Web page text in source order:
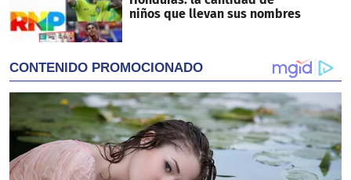
niños que llevan sus nombres